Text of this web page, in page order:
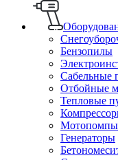
Бензопилы
Сабельные
Отбойные
Тепловые
Мотопомпы
Генераторы